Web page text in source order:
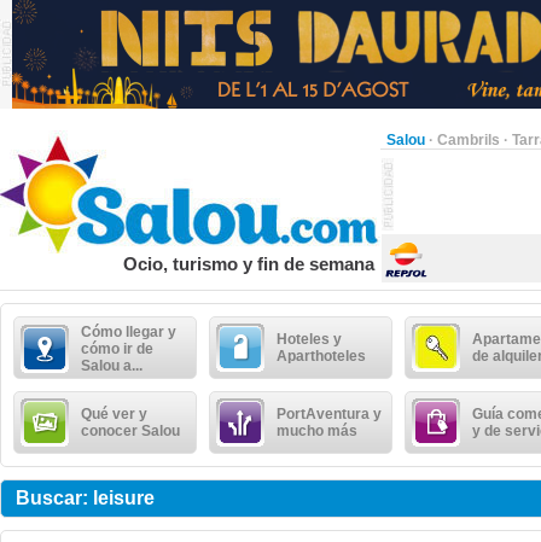
Salou · Cambrils ·
Ocio, turismo y fin de semana
Cómo llegar y
cómo ir de
Salou a...
Hoteles y
Aparthoteles
de
Qué ver y
conocer Salou
PortAventura y
mucho más
Guía
y de
Buscar: leisure